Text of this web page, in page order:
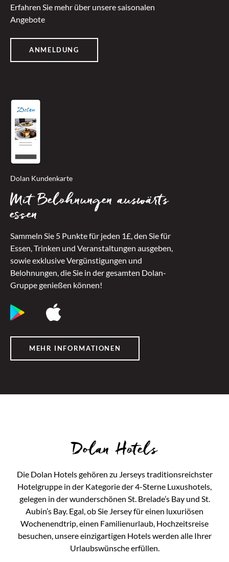
Erfahren Sie mehr über unsere saisonalen
Angebote
ANMELDUNG
Dolan Kundenkarte
Mit Belohnungen auswärts
essen
Sammeln Sie 5 Punkte für jeden 1£, den Sie für
Essen, Trinken und Veranstaltungen ausgeben,
sowie exklusive Vergünstigungen und
Belohnungen, die Sie in der gesamten Dolan-
Gruppe genießen können!
MEHR INFORMATIONEN
Dolan Hotels
Die Dolan Hotels gehören zu Jerseys traditionsreichster
Hotelgruppe in der Kategorie der 4-Sterne Luxushotels,
gelegen in der wunderschönen St. Brelade’s Bay und St.
Aubin’s Bay. Egal, ob Sie Jersey für einen luxuriösen
Wochenendtrip, einen Familienurlaub, Hochzeitsreise
besuchen, unsere einzigartigen Hotels werden alle Ihrer
Urlaubswünsche erfüllen.